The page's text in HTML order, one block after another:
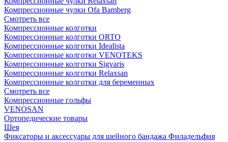
Компрессионные чулки Ofa Bamberg
Смотреть все
Компрессионные колготки
Компрессионные колготки ORTO
Компрессионные колготки Idealista
Компрессионные колготки VENOTEKS
Компрессионные колготки Sigvaris
Компрессионные колготки Relaxsan
Компрессионные колготки для беременных
Смотреть все
Компрессионные гольфы
VENOSAN
Ортопедические товары
Шея
Фиксаторы и аксессуары для шейного бандажа Филадельфия